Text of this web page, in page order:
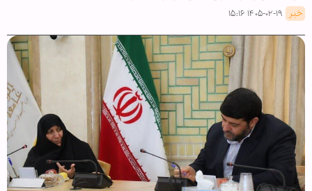
خبر ۱۴۰۵-۰۲-۱۹ ۱۵:۱۶